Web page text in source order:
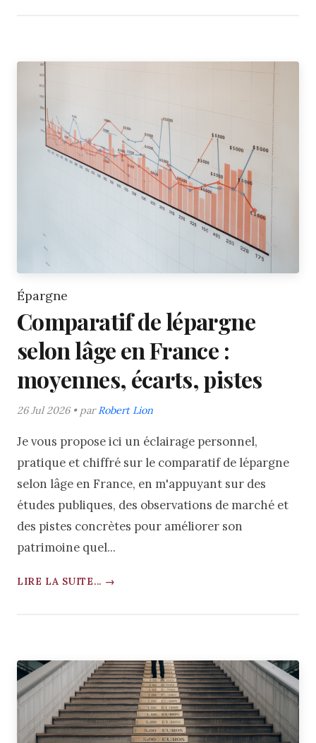
Épargne
Comparatif de lépargne
selon lâge en France :
moyennes, écarts, pistes
26 Jul 2026 • parRobert Lion
Je vous propose ici un éclairage personnel,
pratique et chiffré sur le comparatif de lépargne
selon lâge en France, en m'appuyant sur des
études publiques, des observations de marché et
des pistes concrètes pour améliorer son
patrimoine quel...
LIRE LA SUITE... →